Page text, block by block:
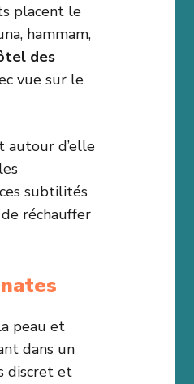
placent le
hammam,
des
vue sur le
autour d’elle
subtilités
réchauffer
peau et
dans un
discret et